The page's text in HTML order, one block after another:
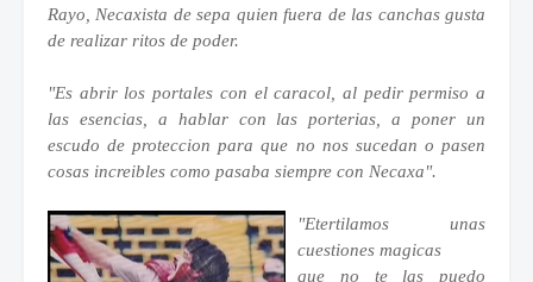
Rayo, Necaxista de sepa quien fuera de las canchas gusta
de realizar ritos de poder.
"Es abrir los portales con el caracol, al pedir permiso a
las esencias, a hablar con las porterias, a poner un
escudo de proteccion para que no nos sucedan o pasen
cosas increibles como pasaba siempre con Necaxa".
"Etertilamos unas
cuestiones magicas
que no te las puedo